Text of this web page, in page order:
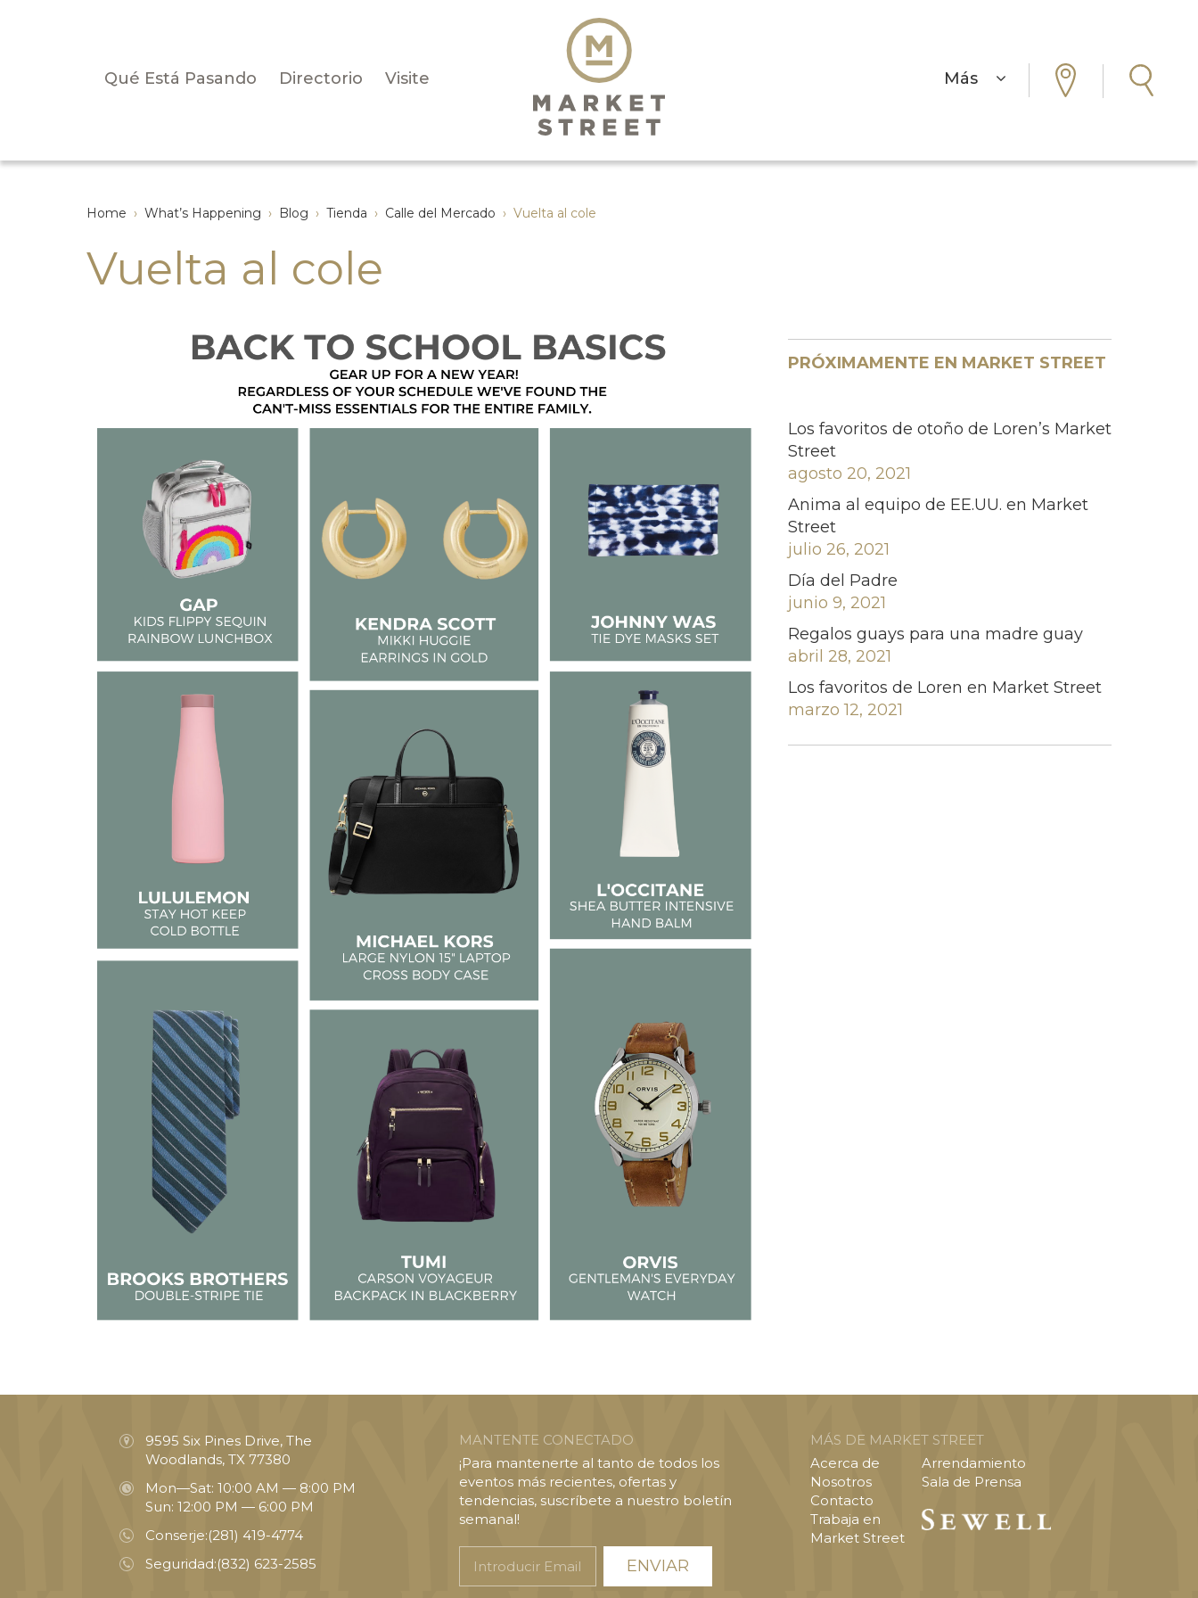
Más
Qué Está Pasando Directorio Visite
Home › What’s Happening › Blog › Tienda › Calle del Mercado › Vuelta al cole
Vuelta al cole
PRÓXIMAMENTE EN MARKET STREET
Los favoritos de otoño de Loren’s Market
Street
agosto 20, 2021
Anima al equipo de EE.UU. en Market
Street
julio 26, 2021
Día del Padre
junio 9, 2021
Regalos guays para una madre guay
abril 28, 2021
Los favoritos de Loren en Market Street
marzo 12, 2021
9595 Six Pines Drive, The
Woodlands, TX 77380
Mon—Sat: 10:00 AM — 8:00 PM
Sun: 12:00 PM — 6:00 PM
Conserje:(281) 419-4774
Seguridad:(832) 623-2585
MANTENTE CONECTADO
¡Para mantenerte al tanto de todos los
eventos más recientes, ofertas y
tendencias, suscríbete a nuestro boletín
semanal!
Email
MÁS DE MARKET STREET
Acerca de
Nosotros
Contacto
Trabaja en
Market Street
Arrendamiento
Sala de Prensa